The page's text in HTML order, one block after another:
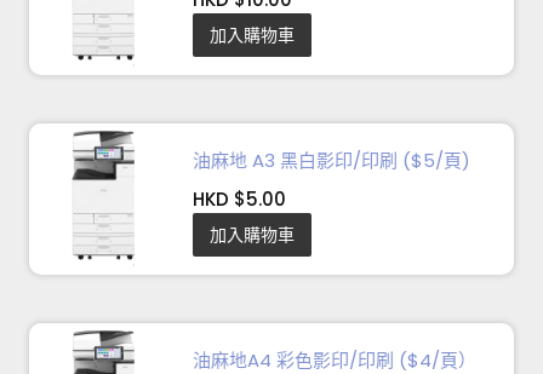
加入購物車
油麻地 A3 黑白影印/印刷 ($5/頁)
HKD $5.00
加入購物車
油麻地A4 彩色影印/印刷 ($4/頁）